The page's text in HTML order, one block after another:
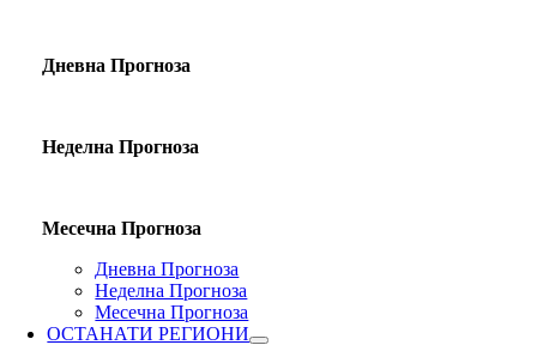
Дневна Прогноза
Неделна Прогноза
Месечна Прогноза
Дневна Прогноза
Неделна Прогноза
Месечна Прогноза
ОСТАНАТИ РЕГИОНИ